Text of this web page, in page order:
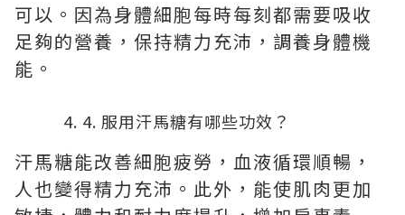
可以。因為身體細胞每時每刻都需要吸收
足夠的營養，保持精力充沛，調養身體機
能。
4. 服用汗馬糖有哪些功效？
汗馬糖能改善細胞疲勞，血液循環順暢，
人也變得精力充沛。此外，能使肌肉更加